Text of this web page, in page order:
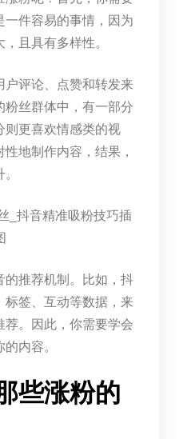
一件容易的事情，因为
且具有多样性。
户评论、点赞和转发来
粉丝群体中，有一部分
则更喜欢情感类的视
地制作内容，结果，
的推荐机制。比如，抖
标签、互动等数据，来
荐。因此，你需要学会
内容。
些涨粉的